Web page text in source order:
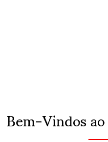
Bem-Vindos